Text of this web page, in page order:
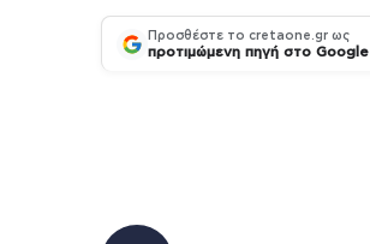
Προσθέστε το cretaone.gr ως
προτιμώμενη πηγή στο Google